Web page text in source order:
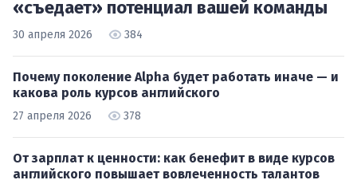
«съедает» потенциал вашей команды
30 апреля 2026 384
Почему поколение Alpha будет работать иначе — и
какова роль курсов английского
27 апреля 2026 378
От зарплат к ценности: как бенефит в виде курсов
английского повышает вовлеченность талантов